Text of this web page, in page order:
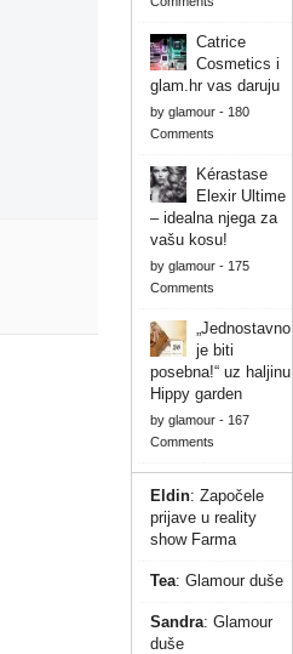
Catrice
Cosmetics i
glam.hr vas daruju
by glamour- 180
Comments
Kérastase
Elexir Ultime
– idealna njega za
vašu kosu!
by glamour- 175
Comments
„Jednostavno
je biti
posebna!“ uz haljinu
Hippy garden
by glamour- 167
Comments
Eldin: Započele
prijave u reality
show Farma
Tea: Glamour duše
Sandra: Glamour
duše